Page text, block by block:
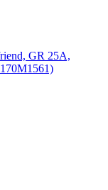
GR 25А,